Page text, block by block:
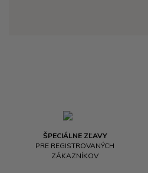
ŠPECIÁLNE ZĽAVY
PRE REGISTROVANÝCH
ZÁKAZNÍKOV